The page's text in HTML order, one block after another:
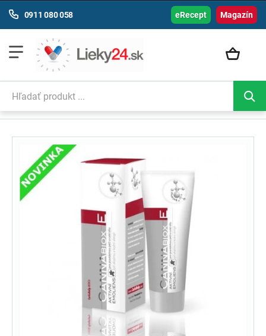
Magazín
0911 080 058 eRecept